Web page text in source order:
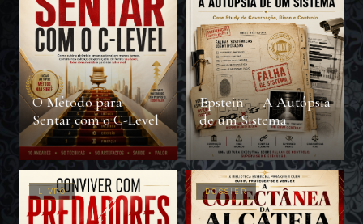
O Método para
Sentar com o C-Level
Epstein — A Autópsia
de um Sistema
LIVRO DOSSIER